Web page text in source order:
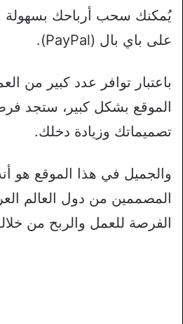
يُمكنك سحب أرباحك
على باي بال (PayPal).
باعتبار توافر عدد كبير من
الموقع بشكل كبير، ستجد
تصميماتك وزيادة دخلك.
والجميل في هذا الموقع هو
المصممين من دول العالم
الفرصة للعمل والربح من